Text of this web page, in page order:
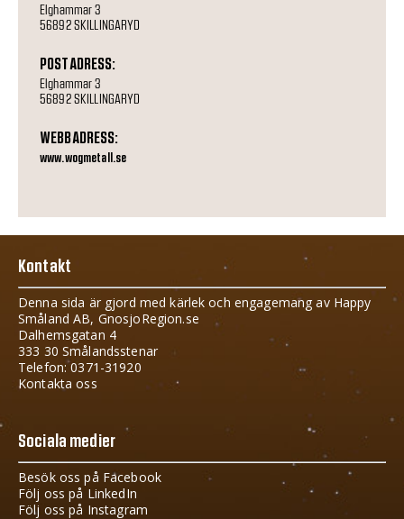
Elghammar 3
56892 SKILLINGARYD
POSTADRESS:
Elghammar 3
56892 SKILLINGARYD
WEBBADRESS:
www.wogmetall.se
Kontakt
Denna sida är gjord med kärlek och engagemang av Happy
Småland AB, GnosjoRegion.se
Dalhemsgatan 4
333 30 Smålandsstenar
Telefon: 0371-31920
Kontakta oss
Sociala medier
Besök oss på Facebook
Följ oss på LinkedIn
Följ oss på Instagram